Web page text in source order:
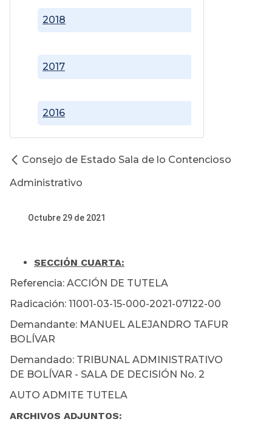
2016
2017
2018
Consejo de Estado Sala de lo Contencioso
Administrativo
Octubre 29 de 2021
SECCIÓN CUARTA:
Referencia: ACCIÓN DE TUTELA
Radicación: 11001-03-15-000-2021-07122-00
Demandante: MANUEL ALEJANDRO TAFUR
BOLÍVAR
Demandado: TRIBUNAL ADMINISTRATIVO
DE BOLÍVAR - SALA DE DECISIÓN No. 2
AUTO ADMITE TUTELA
ARCHIVOS ADJUNTOS: